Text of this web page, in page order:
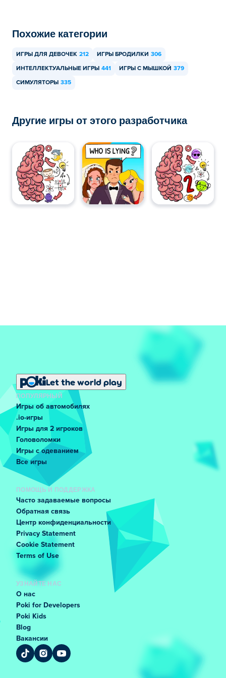
бесплатно на Poki.
Могу ли я играть в Life Choices: Life
Simulator на мобильных устройствах и
настольных компьютерах?
компьютере и мобильных устройствах, таких как
Похожие категории
ИГРЫ ДЛЯ ДЕВОЧЕК 212 ИГРЫ БРОДИЛКИ 306
ИНТЕЛЛЕКТУАЛЬНЫЕ ИГРЫ 441 ИГРЫ С МЫШКОЙ 379
СИМУЛЯТОРЫ 335
Другие игры от этого разработчика
Let the world play
ПОПУЛЯРНЫЙ
Игры об автомобилях
.io-игры
Игры для 2 игроков
Головоломки
Игры с одеванием
Все игры
ПОМОЩЬ И ПОДДЕРЖКА
Часто задаваемые вопросы
Обратная связь
Центр конфиденциальности
Privacy Statement
Cookie Statement
Terms of Use
УЗНАЙТЕ НАС
О нас
Poki for Developers
Poki Kids
Blog
Вакансии